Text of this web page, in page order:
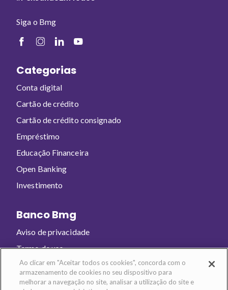
Siga o Bmg
Categorias
Conta digital
Cartão de crédito
Cartão de crédito consignado
Empréstimo
Educação Financeira
Open Banking
Investimento
Banco Bmg
Aviso de privacidade
Termo de uso
Baixe o app e abra sua conta!
Ao clicar em "Aceitar todos os cookies", concorda com o
armazenamento de cookies no seu dispositivo para
melhorar a navegação no site, analisar a utilização do site e